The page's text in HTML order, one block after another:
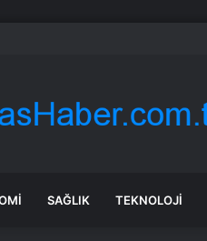
soruşturma
SAĞLIK TEKNOLOJI